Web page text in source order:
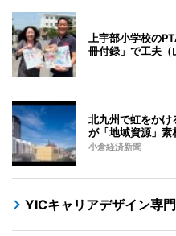
上宇部小学校の
冊付録」で工夫（
北九州で虹をかけ
が「地域資源」素
小倉経済新聞
YICキャリアデザイン専